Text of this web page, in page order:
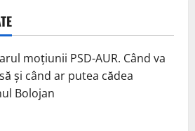
moțiunii PSD-AUR. Când va
și când ar putea cădea
Bolojan